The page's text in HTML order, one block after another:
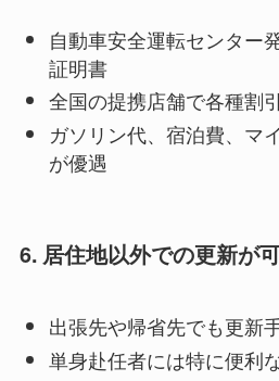
自動車安全運転センター
証明書
全国の提携店舗で各種割
ガソリン代、宿泊費、マ
が優遇
6. 居住地以外での更新が
出張先や帰省先でも更新
単身赴任者には特に便利